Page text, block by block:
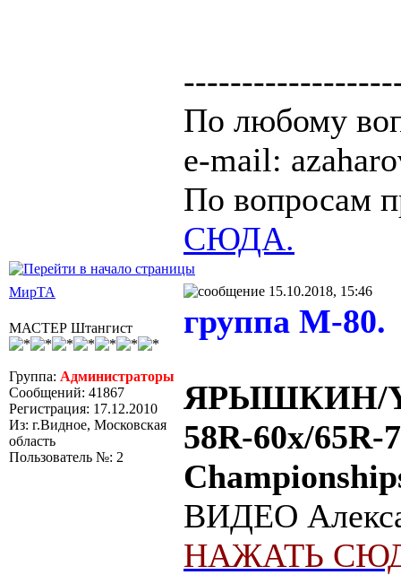
По любому
e-mail:
По вопросам
СЮДА.
МирТА 15.10.2018, 15:46
МАСТЕР Штангист
Группа: Администраторы
Сообщений: 41867
Регистрация: 17.12.2010
Из: г.Видное, Московская
область
Пользователь №: 2
группа М-80.
ЯРЫШКИН/
58R-60x/65R-
ВИДЕО
НАЖАТЬ